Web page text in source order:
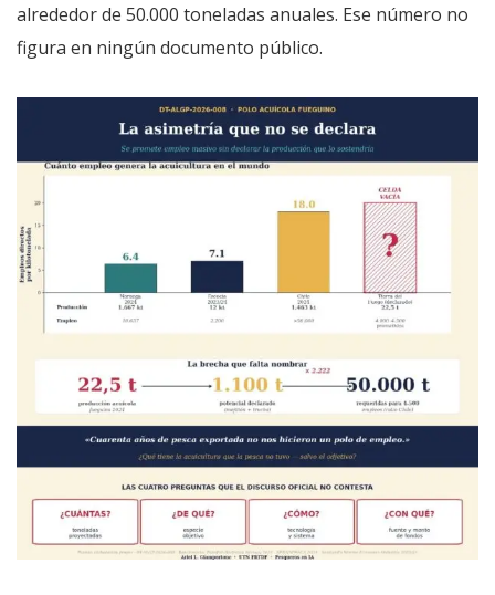
alrededor de 50.000 toneladas anuales. Ese número no
figura en ningún documento público.